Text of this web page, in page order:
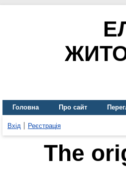
Головна Про сайт
Вхід Реєстрація
The